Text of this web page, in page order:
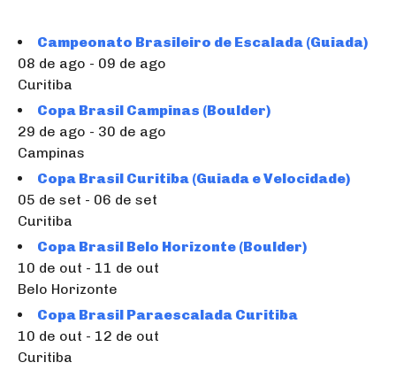
Campeonato Brasileiro de Escalada (Guiada)
08 de ago - 09 de ago
Curitiba
Copa Brasil Campinas (Boulder)
29 de ago - 30 de ago
Campinas
Copa Brasil Curitiba (Guiada e Velocidade)
05 de set - 06 de set
Curitiba
Copa Brasil Belo Horizonte (Boulder)
10 de out - 11 de out
Belo Horizonte
Copa Brasil Paraescalada Curitiba
10 de out - 12 de out
Curitiba